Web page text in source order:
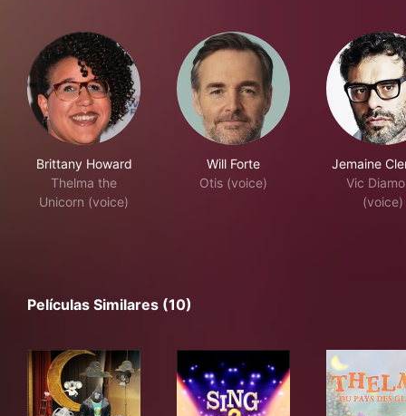
Brittany Howard
Thelma the
Unicorn (voice)
Will Forte
Otis (voice)
Jemaine
Vic
(voice)
Películas Similares (10)